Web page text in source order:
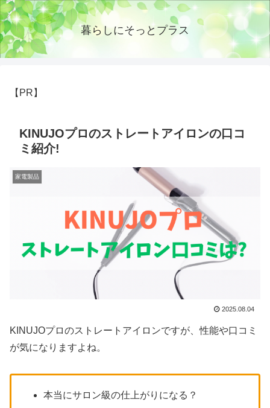
暮らしにそっとプラス
【PR】
KINUJOプロのストレートアイロンの口コ
ミ紹介!
家電製品
2025.08.04
KINUJOプロのストレートアイロンですが、性能や口コミ
が気になりますよね。
本当にサロン級の仕上がりになる？